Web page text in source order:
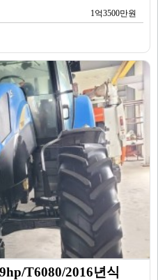
1억3500만원
T6080/2016년식